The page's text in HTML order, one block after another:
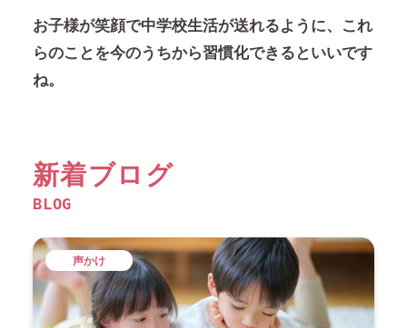
お子様が笑顔で中学校生活が送れるように、これ
らのことを今のうちから習慣化できるといいです
ね。
新着ブログ
BLOG
声かけ